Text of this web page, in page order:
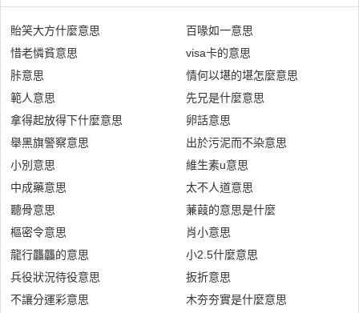
貽笑大方什麼意思
惜老憐貧意思
胩意思
範人意思
拿得起放得下什麼意思
舉黑旗警察意思
小別意思
中成藥意思
聽骨意思
樞密令意思
龍行龘龘的意思
兵役狀況待役意思
不讓分運彩意思
百喙如一意思
visa卡的意思
情何以堪的堪怎麼意思
先兄是什麼意思
卵話意思
出於污泥而不染意思
維生素u意思
太不人道意思
蒹葭的意思是什麼
肖小意思
小2.5什麼意思
扳折意思
木夯夯實是什麼意思